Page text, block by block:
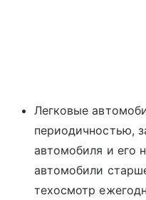
Легковые
периодичностью,
автомобиля и его
автомобили
техосмотр